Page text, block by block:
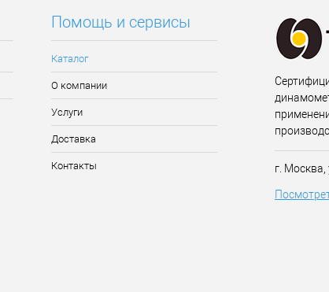
Помощь и сервисы
Каталог
О компании
Услуги
Доставка
Контакты г. Москва,